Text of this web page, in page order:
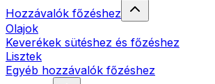
Hozzávalók főzéshez
Olajok
Keverékek sütéshez és főzéshez
Lisztek
Egyéb hozzávalók főzéshez